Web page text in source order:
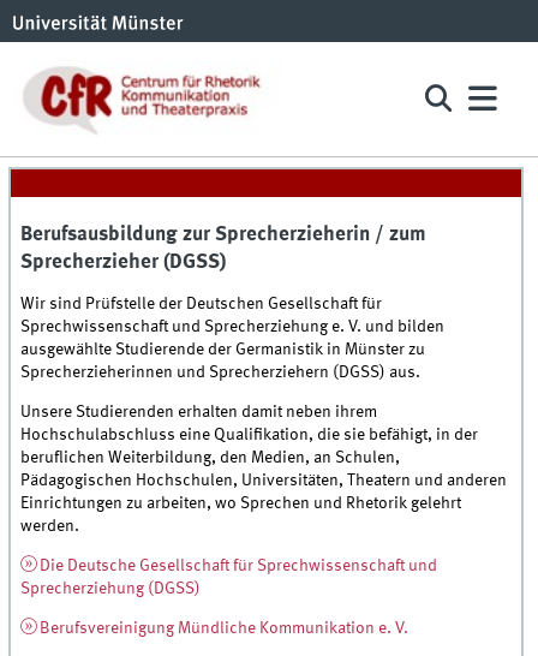
Berufsausbildung zur Sprecherzieherin / zum
Sprecherzieher (DGSS)
Wir sind Prüfstelle der Deutschen Gesellschaft für
Sprechwissenschaft und Sprecherziehung e. V. und bilden
ausgewählte Studierende der Germanistik in Münster zu
Sprecherzieherinnen und Sprecherziehern (DGSS) aus.
Unsere Studierenden erhalten damit neben ihrem
Hochschulabschluss eine Qualifikation, die sie befähigt, in der
beruflichen Weiterbildung, den Medien, an Schulen,
Pädagogischen Hochschulen, Universitäten, Theatern und anderen
Einrichtungen zu arbeiten, wo Sprechen und Rhetorik gelehrt
werden.
Die Deutsche Gesellschaft für Sprechwissenschaft und
Sprecherziehung (DGSS)
Berufsvereinigung Mündliche Kommunikation e. V.